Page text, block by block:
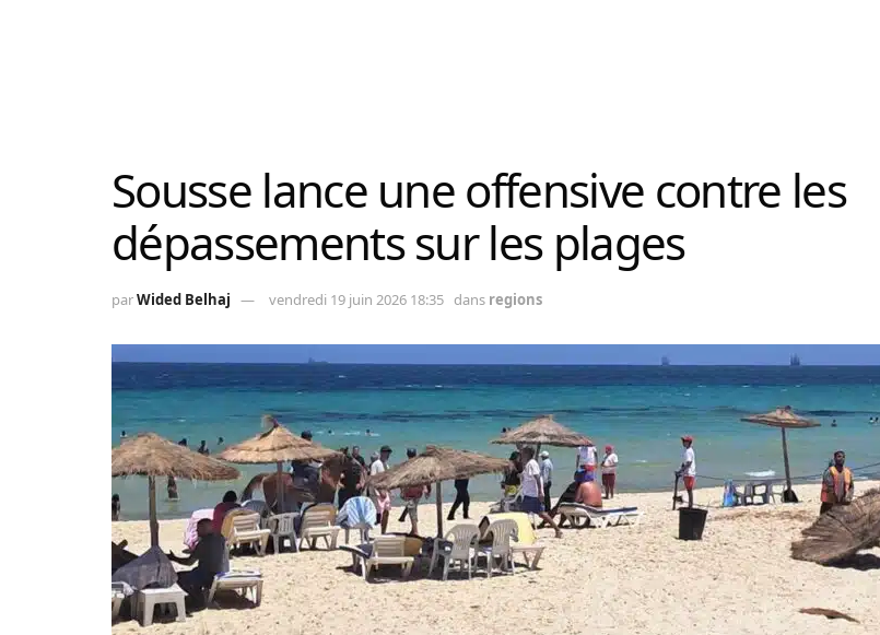
Sousse lance une offensive contre les
dépassements sur les plages
parWided Belhaj vendredi 19 juin 2026 18:35 dans regions